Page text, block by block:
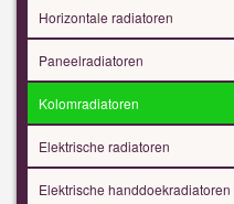
Horizontale radiatoren
Paneelradiatoren
Kolomradiatoren
Elektrische radiatoren
Elektrische handdoekradiatoren